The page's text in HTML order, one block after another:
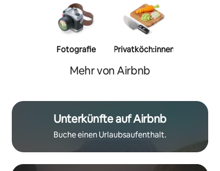
Fotografie Privatköch:innen
Mehr von Airbnb
Unterkünfte auf Airbnb
Buche einen Urlaubsaufenthalt.